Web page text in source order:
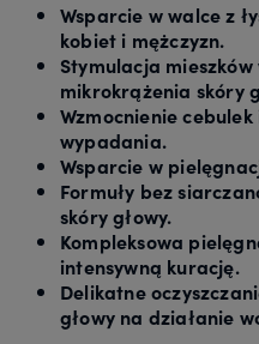
Wsparcie w walce z
kobiet i mężczyzn.
Stymulacja
mikrokrążenia skóry
Wzmocnienie
wypadania.
Wsparcie w
Formuły bez
skóry głowy.
Kompleksowa
intensywną kurację.
Delikatne
głowy na działanie